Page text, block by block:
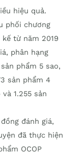
hiệu quả.
phối chương
từ năm 2019
phân hạng
phẩm 5 sao,
sản phẩm 4
1.255 sản
đánh giá,
đã thực hiện
OCOP